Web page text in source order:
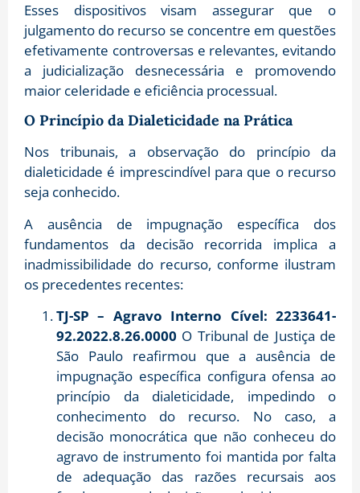
Esses dispositivos visam assegurar que o
julgamento do recurso se concentre em questões
efetivamente controversas e relevantes, evitando
a judicialização desnecessária e promovendo
maior celeridade e eficiência processual.
O Princípio da Dialeticidade na Prática
Nos tribunais, a observação do princípio da
dialeticidade é imprescindível para que o recurso
seja conhecido.
A ausência de impugnação específica dos
fundamentos da decisão recorrida implica a
inadmissibilidade do recurso, conforme ilustram
os precedentes recentes:
TJ-SP – Agravo Interno Cível: 2233641-
92.2022.8.26.0000 O Tribunal de Justiça de
São Paulo reafirmou que a ausência de
impugnação específica configura ofensa ao
princípio da dialeticidade, impedindo o
conhecimento do recurso. No caso, a
decisão monocrática que não conheceu do
agravo de instrumento foi mantida por falta
de adequação das razões recursais aos